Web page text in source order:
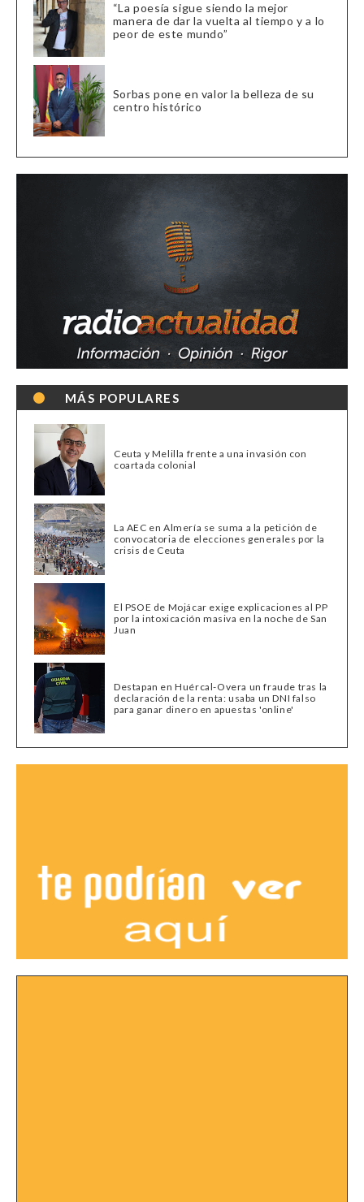
“La poesía sigue siendo la mejor
manera de dar la vuelta al tiempo y a lo
peor de este mundo”
Sorbas pone en valor la belleza de su
centro histórico
MÁS POPULARES
Ceuta y Melilla frente a una invasión con
coartada colonial
La AEC en Almería se suma a la petición de
convocatoria de elecciones generales por la
crisis de Ceuta
El PSOE de Mojácar exige explicaciones al PP
por la intoxicación masiva en la noche de San
Juan
Destapan en Huércal-Overa un fraude tras la
declaración de la renta: usaba un DNI falso
para ganar dinero en apuestas 'online'